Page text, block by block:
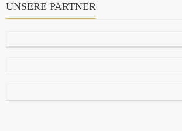
UNSERE PARTNER